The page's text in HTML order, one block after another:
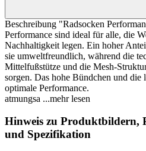
Beschreibung "Radsocken
Performance sind ideal für alle, die
Nachhaltigkeit legen. Ein hoher
sie umweltfreundlich, während die
Mittelfußstütze und die Mesh-
sorgen. Das hohe Bündchen und die
optimale Performance.
atmungsa ...mehr lesen
Hinweis zu Produktbildern,
und Spezifikation